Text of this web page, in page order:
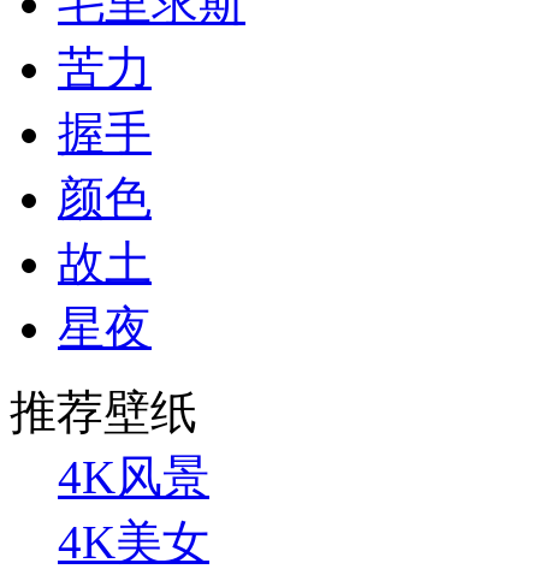
苦力
握手
颜色
故土
星夜
推荐壁纸
4K风景
4K美女